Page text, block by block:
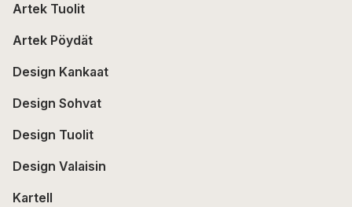
Artek Tuolit
Artek Pöydät
Design Kankaat
Design Sohvat
Design Tuolit
Design Valaisin
Kartell